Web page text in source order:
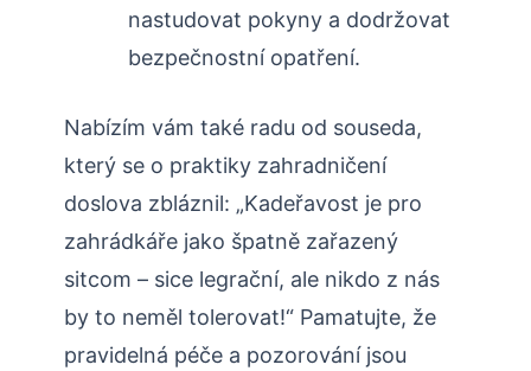
nastudovat​ pokyny a dodržovat
bezpečnostní ​opatření.
Nabízím‌ vám také ‌radu ⁢od souseda,
který se o praktiky zahradničení
doslova zbláznil:⁤ „Kadeřavost‍ je pro
zahrádkáře jako špatně zařazený
sitcom – sice legrační, ale nikdo z nás
by to neměl‍ tolerovat!“ Pamatujte, že
pravidelná‌ péče a pozorování jsou